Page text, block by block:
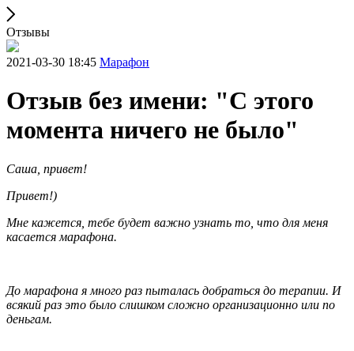
Отзывы
2021-03-30 18:45 Марафон
Отзыв без имени: "С этого
момента ничего не было"
Саша, привет!
Привет!)
Мне кажется, тебе будет важно узнать то, что для меня
касается марафона.
До марафона я много раз пыталась добраться до терапии. И
всякий раз это было слишком сложно организационно или по
деньгам.